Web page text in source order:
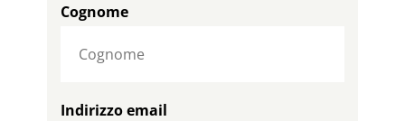
Cognome
Indirizzo email